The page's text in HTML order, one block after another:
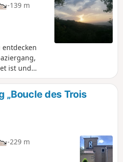
-139 m
entdecken
ist und
„Boucle des Trois
-229 m